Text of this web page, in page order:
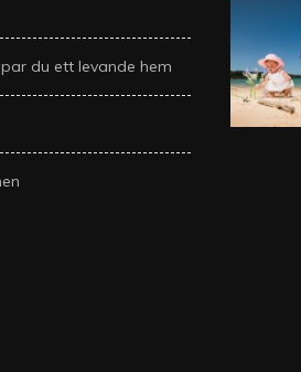
du ett levande hem